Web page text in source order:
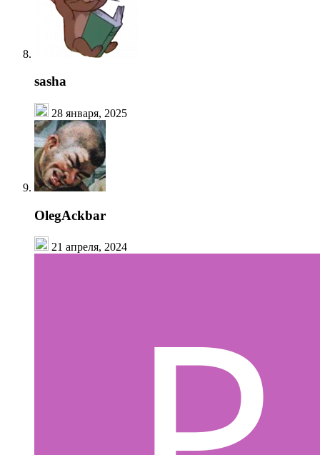
sasha
28 января, 2025
OlegAckbar
21 апреля, 2024